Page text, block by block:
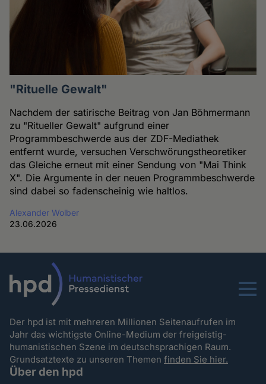
"Rituelle Gewalt"
Nachdem der satirische Beitrag von Jan Böhmermann
zu "Ritueller Gewalt" aufgrund einer
Programmbeschwerde aus der ZDF-Mediathek
entfernt wurde, versuchen Verschwörungstheoretiker
das Gleiche erneut mit einer Sendung von "Mai Think
X". Die Argumente in der neuen Programmbeschwerde
sind dabei so fadenscheinig wie haltlos.
Alexander Wolber
23.06.2026
Menu
Der hpd ist mit mehreren Millionen Seitenaufrufen im
Jahr das wichtigste Online-Medium der freigeistig-
humanistischen Szene im deutschsprachigen Raum.
Grundsatztexte zu unseren Themenfinden Sie hier.
Über den hpd